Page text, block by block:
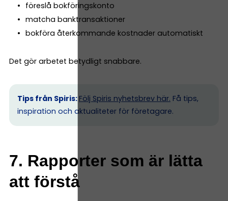
föreslå bokföringskonto
matcha banktransaktioner
bokföra återkommande kostnader automatiskt
Det gör arbetet betydligt snabbare.
Tips från Spiris: Följ Spiris nyhetsbrev här. Få tips,
inspiration och aktualiteter för företagare.
7. Rapporter som är lätta
att förstå